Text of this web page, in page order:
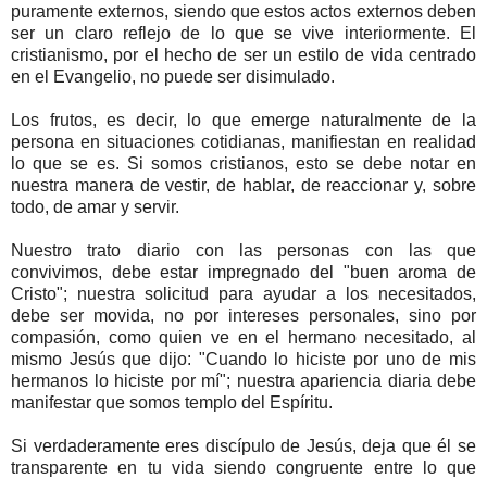
puramente externos, siendo que estos actos externos deben
ser un claro reflejo de lo que se vive interiormente. El
cristianismo, por el hecho de ser un estilo de vida centrado
en el Evangelio, no puede ser disimulado.
Los frutos, es decir, lo que emerge naturalmente de la
persona en situaciones cotidianas, manifiestan en realidad
lo que se es. Si somos cristianos, esto se debe notar en
nuestra manera de vestir, de hablar, de reaccionar y, sobre
todo, de amar y servir.
Nuestro trato diario con las personas con las que
convivimos, debe estar impregnado del "buen aroma de
Cristo"; nuestra solicitud para ayudar a los necesitados,
debe ser movida, no por intereses personales, sino por
compasión, como quien ve en el hermano necesitado, al
mismo Jesús que dijo: "Cuando lo hiciste por uno de mis
hermanos lo hiciste por mí"; nuestra apariencia diaria debe
manifestar que somos templo del Espíritu.
Si verdaderamente eres discípulo de Jesús, deja que él se
transparente en tu vida siendo congruente entre lo que